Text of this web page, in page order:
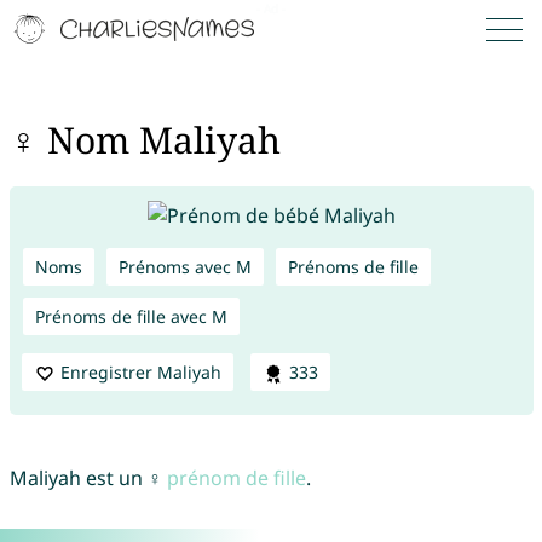
♀ Nom Maliyah
Noms Prénoms avec M Prénoms de fille
Prénoms de fille avec M
Enregistrer Maliyah 333
Maliyah est un ♀ prénom de fille.